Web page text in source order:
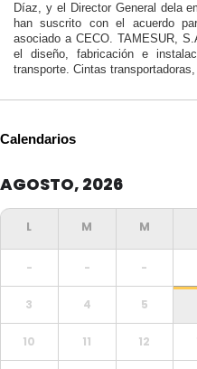
Díaz, y el Director General dela
han suscrito con el acuerdo
asociado a CECO. TAMESUR,
el diseño, fabricación e
transporte. Cintas
Calendarios
AGOSTO, 2026
- - -
3 4 5
10 11 12